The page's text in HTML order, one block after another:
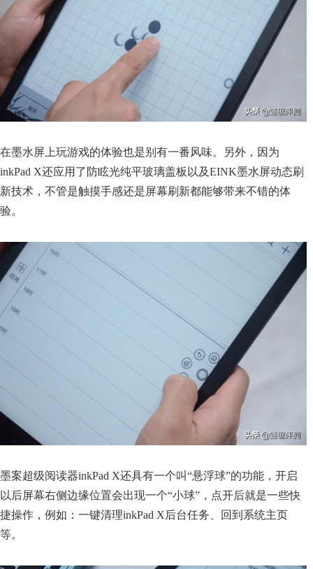
在墨水屏上玩游戏的体验也是别有一番风味。另外，因为
inkPad X还应用了防眩光纯平玻璃盖板以及EINK墨水屏动态刷
新技术，不管是触摸手感还是屏幕刷新都能够带来不错的体
验。
墨案超级阅读器inkPad X还具有一个叫“悬浮球”的功能，开启
以后屏幕右侧边缘位置会出现一个“小球”，点开后就是一些快
捷操作，例如：一键清理inkPad X后台任务、回到系统主页
等。